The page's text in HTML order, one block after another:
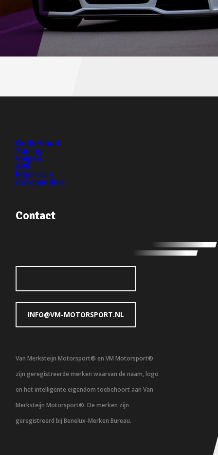
Onderhoud
Tuning
Velgen
APK
Reparatie
Autobanden
Contact
INFO@VM-MOTORSPORT.NL
Van Merksteijn Motorsport® en VM Motorsport®
zijn geregistreerde merken waarvan de naam, logo
en het intelligente eigendom toebehoort aan Van
Merksteijn Motorsport®. De merken zijn
geregistreerd bij Benelux-Merken Bureau.